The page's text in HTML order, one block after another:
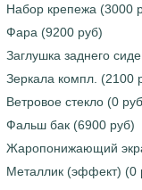
Набор крепежа (3000
Фара (9200 руб)
Заглушка заднего
Зеркала компл. (2100
Ветровое стекло (0
Фальш бак (6900 руб)
Жаропонижающий
Металлик (эффект) (0